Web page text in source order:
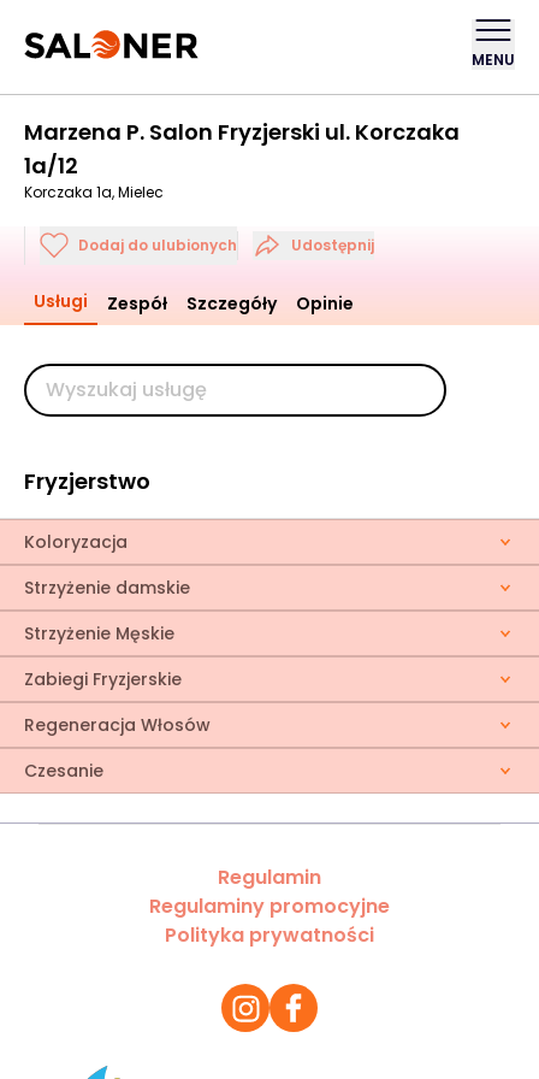
MENU
Marzena P. Salon Fryzjerski ul. Korczaka
1a/12
Korczaka 1a, Mielec
Dodaj do ulubionych Udostępnij
Usługi Zespół Szczegóły Opinie
Fryzjerstwo
Koloryzacja
Strzyżenie damskie
Strzyżenie Męskie
Zabiegi Fryzjerskie
Regeneracja Włosów
Czesanie
Regulamin
Regulaminy promocyjne
Polityka prywatności